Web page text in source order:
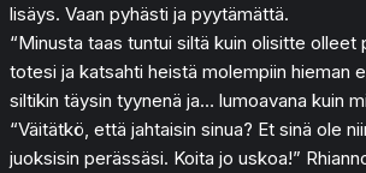
lisäys. Vaan pyhästi ja pyytämättä.
“Minusta taas tuntui siltä kuin olisitte olleet
totesi ja katsahti heistä molempiin hieman
siltikin täysin tyynenä ja… lumoavana kuin
“Väitätkö, että jahtaisin sinua? Et sinä ole
juoksisin perässäsi. Koita jo uskoa!”